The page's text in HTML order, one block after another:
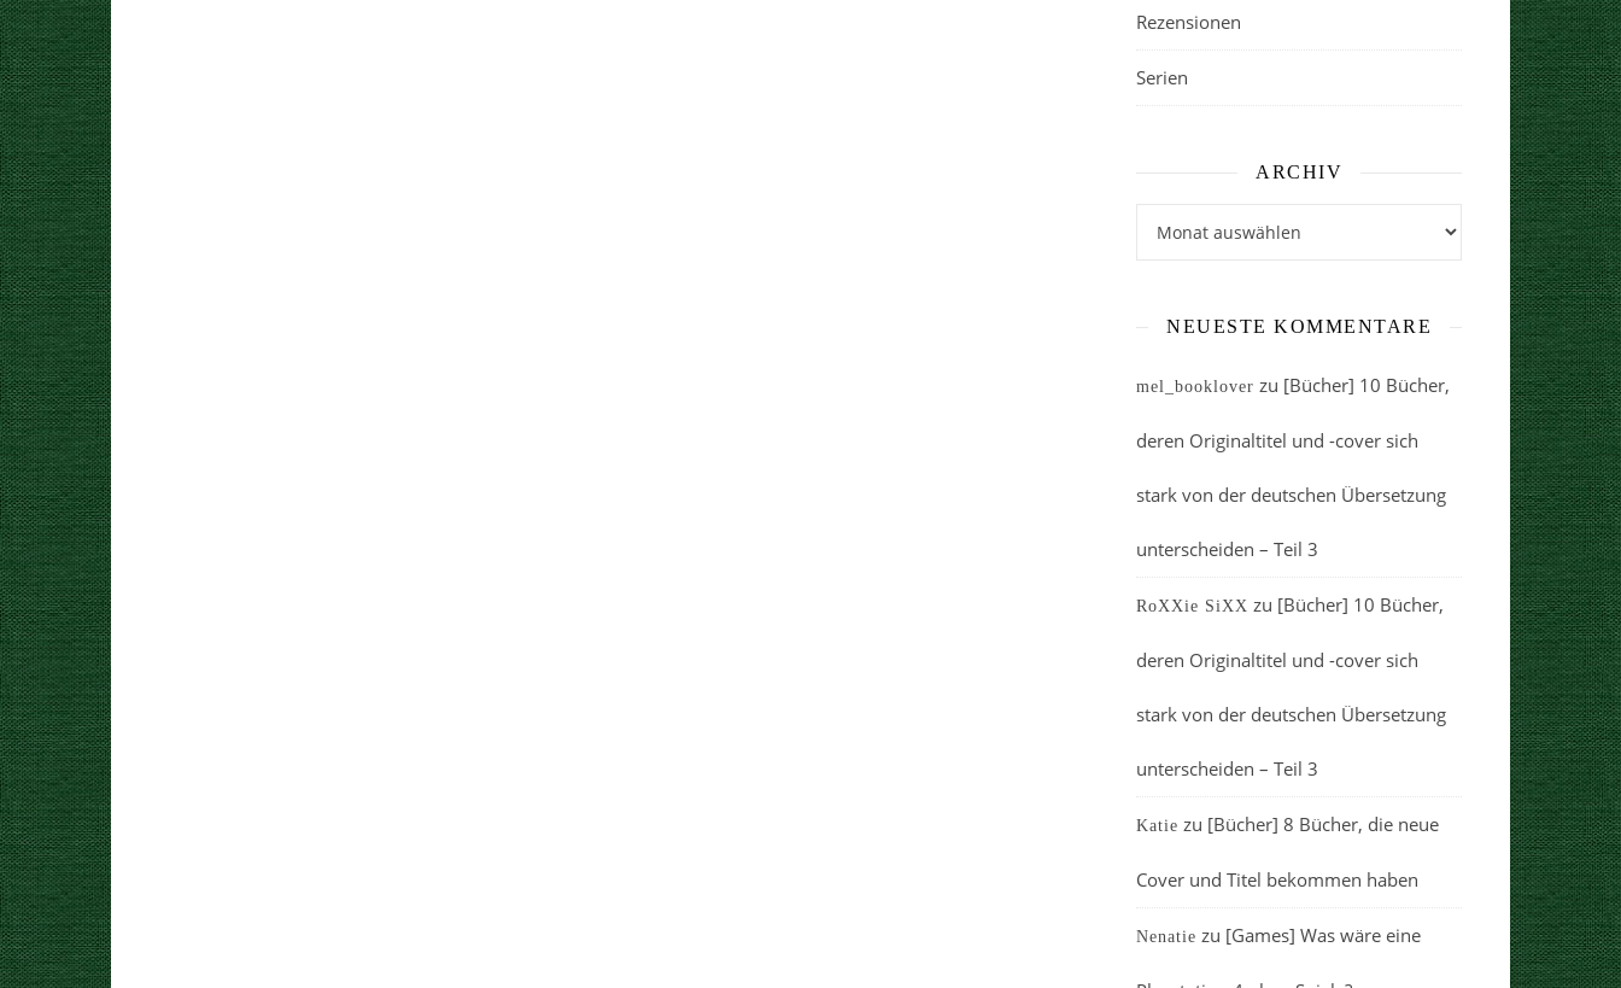
Rezensionen
Serien
ARCHIV
NEUESTE KOMMENTARE
mel_booklover zu [Bücher] 10 Bücher,
deren Originaltitel und -cover sich
stark von der deutschen Übersetzung
unterscheiden – Teil 3
RoXXie SiXX zu [Bücher] 10 Bücher,
deren Originaltitel und -cover sich
stark von der deutschen Übersetzung
unterscheiden – Teil 3
Katie zu [Bücher] 8 Bücher, die neue
Cover und Titel bekommen haben
Nenatie zu [Games] Was wäre eine